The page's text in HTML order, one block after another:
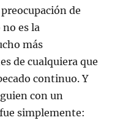
de
es la
más
de cualquiera que
continuo. Y
con un
simplemente: